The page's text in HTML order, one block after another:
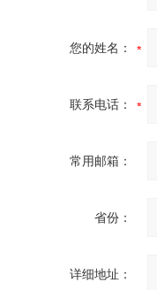
您的姓名：
联系电话：
常用邮箱：
省份：
详细地址：